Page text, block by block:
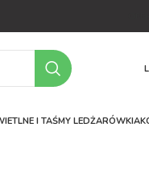
I TAŚMY LEDŻARÓWKI